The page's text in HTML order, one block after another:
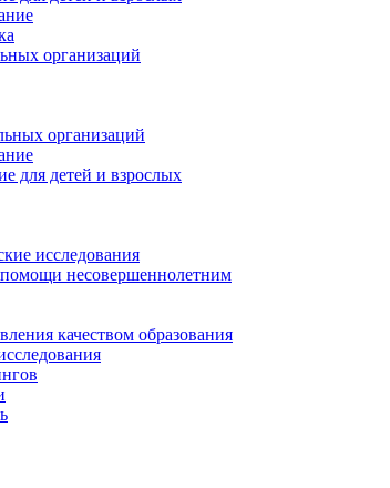
организаций
организаций
для детей и взрослых
исследования
несовершеннолетним
качеством образования